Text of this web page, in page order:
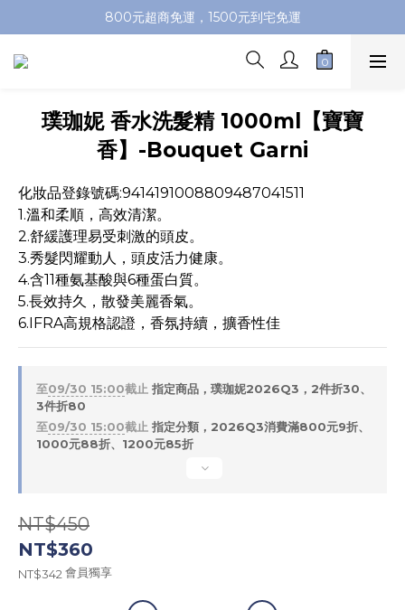
加入會員即送100元購物金，推薦好友，再送購物金
800元超商免運，1500元到宅免運
加入會員即送100元購物金，推薦好友，再送購物金
璞珈妮 香水洗髮精 1000ml【寶寶
香】-Bouquet Garni
化妝品登錄號碼:9414191008809487041511
1.溫和柔順，高效清潔。
2.舒緩護理易受刺激的頭皮。
3.秀髮閃耀動人，頭皮活力健康。
4.含11種氨基酸與6種蛋白質。
5.長效持久，散發美麗香氣。
6.IFRA高規格認證，香氛持續，擴香性佳
至09/30 15:00截止 指定商品，璞珈妮2026Q3，2件折30、
3件折80
至09/30 15:00截止 指定分類，2026Q3消費滿800元9折、
1000元88折、1200元85折
NT$450
NT$360
NT$342 會員獨享